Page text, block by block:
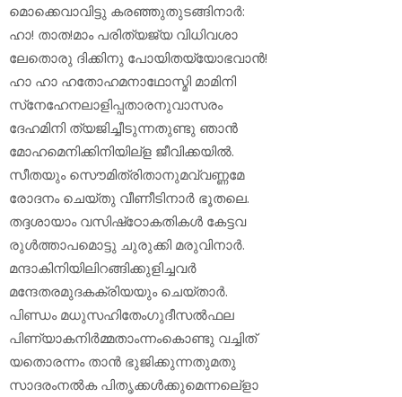
മൊക്കെവാവിട്ടു കരഞ്ഞുതുടങ്ങിനാര്‍:
ഹാ! താത!മാം പരിത്യജ്യ വിധിവശാ
ലേതൊരു ദിക്കിനു പോയിതയ്യോഭവാന്‍!
ഹാ ഹാ ഹതോഹമനാഥോസ്മി മാമിനി
സ്‌നേഹേനലാളിപ്പതാരനുവാസരം
ദേഹമിനി ത്യജിച്ചീടുന്നതുണ്ടു ഞാന്‍
മോഹമെനിക്കിനിയില്‌ള ജീവിക്കയില്‍.
സീതയും സൌമിത്രിതാനുമവ്വണ്ണമേ
രോദനം ചെയ്തു വീണീടിനാര്‍ ഭൂതലെ.
തദ്ദശായാം വസിഷ്‌ഠോകതികള്‍ കേട്ടവ
രുള്‍ത്താപമൊട്ടു ചുരുക്കി മരുവിനാര്‍.
മന്ദാകിനിയിലിറങ്ങിക്കുളിച്ചവര്‍
മന്ദേതരമുദകക്രിയയും ചെയ്താര്‍.
പിണ്ഡം മധുസഹിതേംഗുദീസല്‍ഫല
പിണ്യാകനിര്‍മ്മതാംന്നംകൊണ്ടു വച്ചിത്
യതൊരന്നം താന്‍ ഭുജിക്കുന്നതുമതു
സാദരംനല്‍ക പിതൃക്കള്‍ക്കുമെന്നലെ്‌ളാ